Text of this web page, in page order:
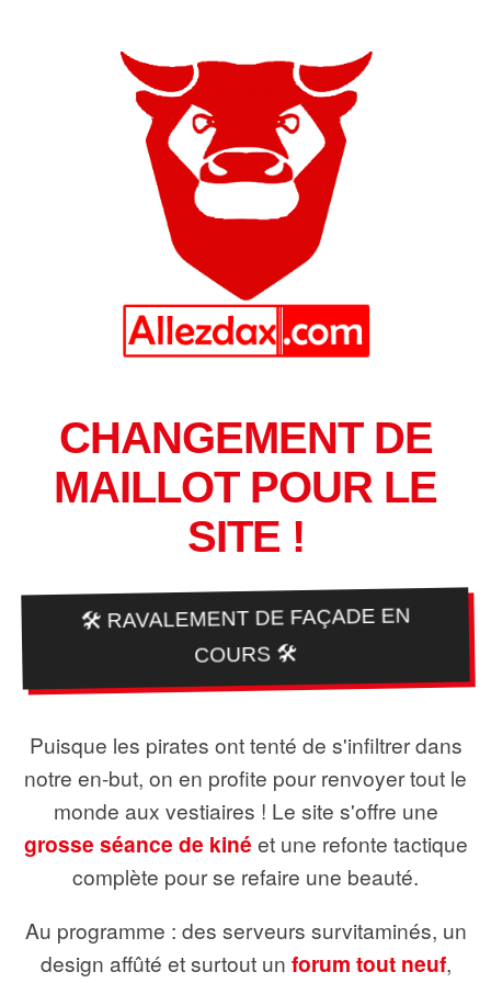
CHANGEMENT DE
MAILLOT POUR LE
SITE !
🛠️ RAVALEMENT DE FAÇADE EN
COURS 🛠️
Puisque les pirates ont tenté de s'infiltrer dans
notre en-but, on en profite pour renvoyer tout le
monde aux vestiaires ! Le site s'offre une
grosse séance de kiné et une refonte tactique
complète pour se refaire une beauté.
Au programme : des serveurs survitaminés, un
design affûté et surtout un forum tout neuf,